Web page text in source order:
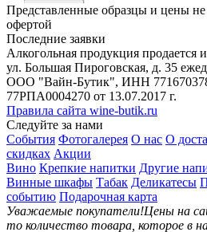
В корзину
Представленные образцы и цены
офертой
Последние заявки
Алкогольная продукция продается
ул. Большая Пироговская, д. 35
ООО "Вайн-Бутик", ИНН
77РПА0004270 от 13.07.2017 г.
Правила сайта wine-butik.ru
Следуйте за нами
События Фотогалерея О нас О
скидках Акции
Вино Крепкие напитки Другие
Винные шкафы Табак Деликатесы
событию Подарочная карта
Уважаемые покупатели!Цены на
то количество товара, которое в